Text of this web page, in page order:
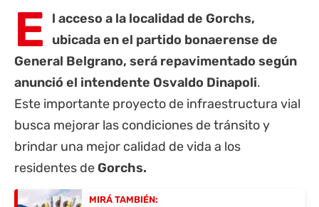
E
l acceso a la localidad de Gorchs,
ubicada en el partido bonaerense de
General Belgrano, será repavimentado según
anunció el intendente Osvaldo Dinapoli.
Este importante proyecto de infraestructura vial
busca mejorar las condiciones de tránsito y
brindar una mejor calidad de vida a los
residentes de Gorchs.
MIRÁ TAMBIÉN: